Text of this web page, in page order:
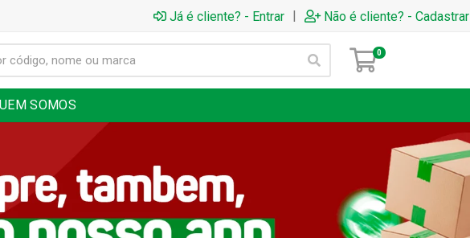
Já é cliente? - Entrar | Não é cliente? - Cadastrar
0
SOMOS